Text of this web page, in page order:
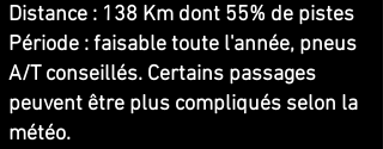
Distance : 138 Km dont 55% de pistes
Période : faisable toute l'année, pneus
A/T conseillés. Certains passages
peuvent être plus compliqués selon la
météo.